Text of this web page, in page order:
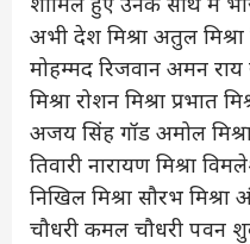
अभी देश मिश्रा अतुल मिश्रा
मोहम्मद रिजवान अमन राय
मिश्रा रोशन मिश्रा प्रभात
अजय सिंह गॉड अमोल मिश्रा
तिवारी नारायण मिश्रा
निखिल मिश्रा सौरभ
चौधरी कमल चौधरी पवन